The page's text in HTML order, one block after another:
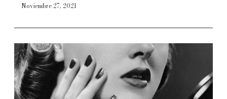
Noviembre 27, 2021